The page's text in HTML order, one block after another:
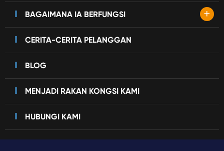
BAGAIMANA IA BERFUNGSI +
CERITA-CERITA PELANGGAN
BLOG
MENJADI RAKAN KONGSI KAMI
HUBUNGI KAMI